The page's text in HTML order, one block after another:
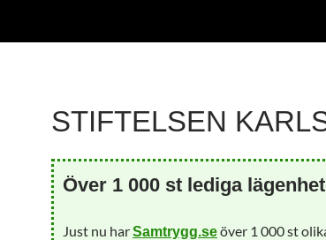
STIFTELSEN
Över 1 000 st lediga
Just nu harSamtrygg.seöver 1 000 st